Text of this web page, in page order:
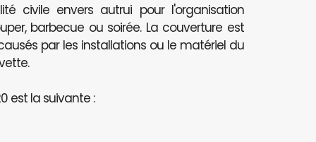
civile envers autrui pour l'organisation
barbecue ou soirée. La couverture est
par les installations ou le matériel du
est la suivante :